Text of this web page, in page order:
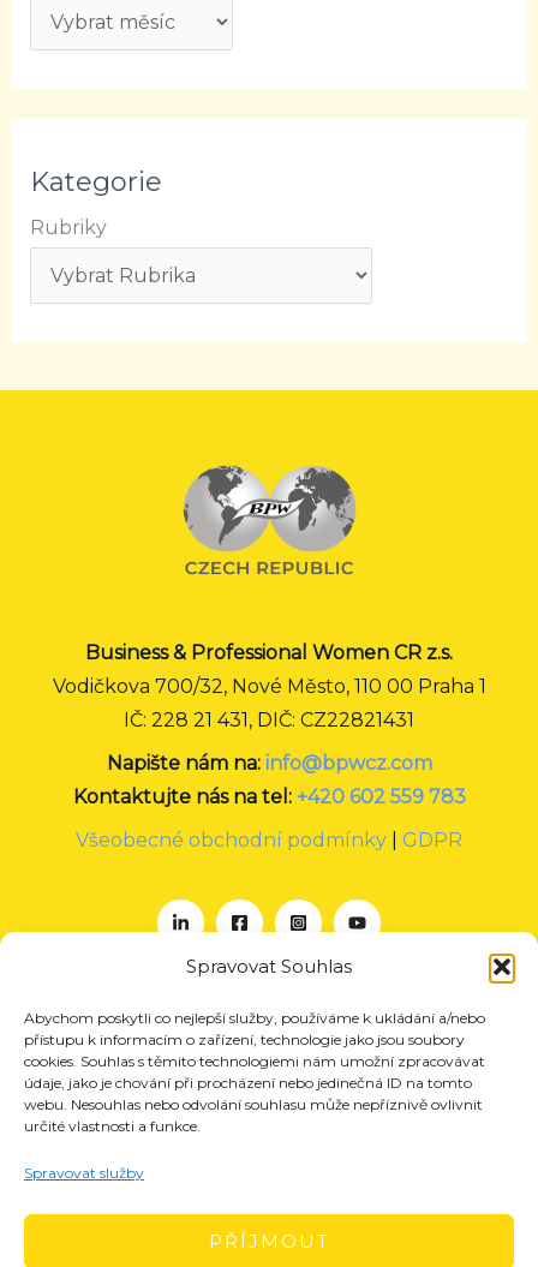
Spravovat Souhlas
Abychom poskytli co nejlepší služby, používáme k ukládání a/nebo
přístupu k informacím o zařízení, technologie jako jsou soubory
cookies. Souhlas s těmito technologiemi nám umožní zpracovávat
údaje, jako je chování při procházení nebo jedinečná ID na tomto
webu. Nesouhlas nebo odvolání souhlasu může nepříznivě ovlivnit
určité vlastnosti a funkce.
Spravovat služby
PŘÍJMOUT
Kategorie
Rubriky
Business & Professional Women CR z.s.
Vodičkova 700/32, Nové Město, 110 00 Praha 1
IČ: 228 21 431, DIČ: CZ22821431
Napište nám na: info@bpwcz.com
Kontaktujte nás na tel: +420 602 559 783
Všeobecné obchodní podmínky
GDPR
O nás
Projekty
Členství
Kontakt